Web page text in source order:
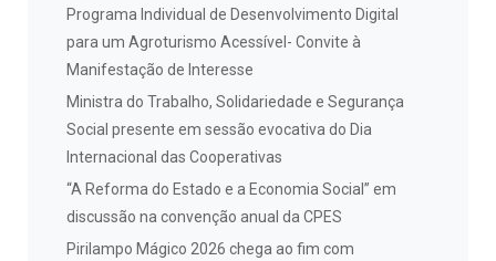
Programa Individual de Desenvolvimento Digital
para um Agroturismo Acessível- Convite à
Manifestação de Interesse
Ministra do Trabalho, Solidariedade e Segurança
Social presente em sessão evocativa do Dia
Internacional das Cooperativas
“A Reforma do Estado e a Economia Social” em
discussão na convenção anual da CPES
Pirilampo Mágico 2026 chega ao fim com